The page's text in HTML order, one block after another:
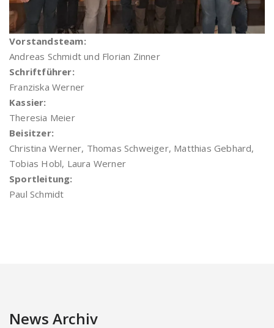
Vorstandsteam:
Andreas Schmidt und Florian Zinner
Schriftführer:
Franziska Werner
Kassier:
Theresia Meier
Beisitzer:
Christina Werner, Thomas Schweiger, Matthias Gebhard,
Tobias Hobl, Laura Werner
Sportleitung:
Paul Schmidt
News Archiv